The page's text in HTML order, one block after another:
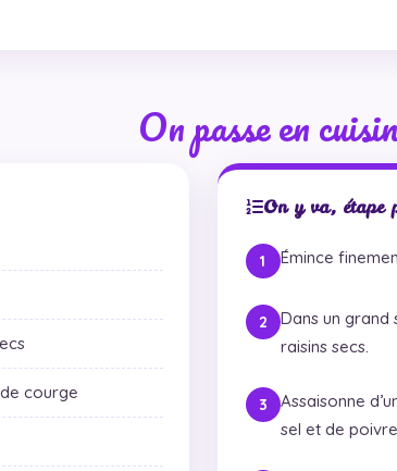
On passe en
courge
On y va, étape
Émince
Dans un grand
raisins secs.
Assaisonne
sel et de